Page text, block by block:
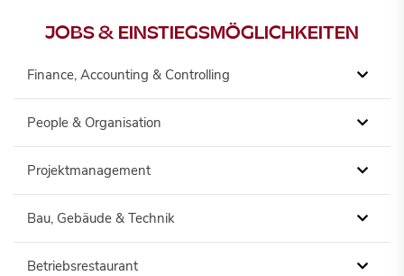
JOBS & EINSTIEGSMÖGLICHKEITEN
Finance, Accounting & Controlling
People & Organisation
Projektmanagement
Bau, Gebäude & Technik
Betriebsrestaurant